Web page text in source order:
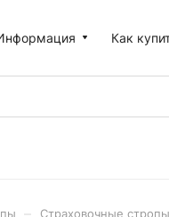
Как
Страховочные